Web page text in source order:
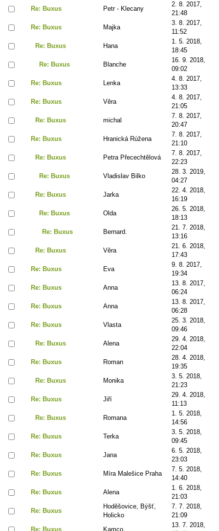
Re: Buxus
Petr - Klecany
2. 8. 2017,
21:48
Re: Buxus
Majka
3. 8. 2017,
11:52
Re: Buxus
Hana
1. 5. 2018,
18:45
Re: Buxus
Blanche
16. 9. 2018,
09:02
Re: Buxus
Lenka
4. 8. 2017,
13:33
Re: Buxus
Věra
4. 8. 2017,
21:05
Re: Buxus
michal
7. 8. 2017,
20:47
Re: Buxus
Hranická Rúžena
7. 8. 2017,
21:10
Re: Buxus
Petra Přecechtělová
7. 8. 2017,
22:23
Re: Buxus
Vladislav Bilko
28. 3. 2019,
04:27
Re: Buxus
Jarka
22. 4. 2018,
16:19
Re: Buxus
Olda
26. 5. 2018,
18:13
Re: Buxus
Bernard.
21. 7. 2018,
13:16
Re: Buxus
Věra
21. 6. 2018,
17:43
Re: Buxus
Eva
9. 8. 2017,
19:34
Re: Buxus
Anna
13. 8. 2017,
06:24
Re: Buxus
Anna
13. 8. 2017,
06:28
Re: Buxus
Vlasta
25. 3. 2018,
09:46
Re: Buxus
Alena
29. 4. 2018,
22:04
Re: Buxus
Roman
28. 4. 2018,
19:35
Re: Buxus
Monika
3. 5. 2018,
21:23
Re: Buxus
Jiří
29. 4. 2018,
11:13
Re: Buxus
Romana
1. 5. 2018,
14:56
Re: Buxus
Terka
3. 5. 2018,
09:45
Re: Buxus
Jana
6. 5. 2018,
23:03
Re: Buxus
Míra Malešice Praha
7. 5. 2018,
14:40
Re: Buxus
Alena
1. 6. 2018,
21:03
Re: Buxus
Hoděšovice, Býšť,
Holicko
7. 7. 2018,
21:09
Re: Buxus
Kamco
13. 7. 2018,